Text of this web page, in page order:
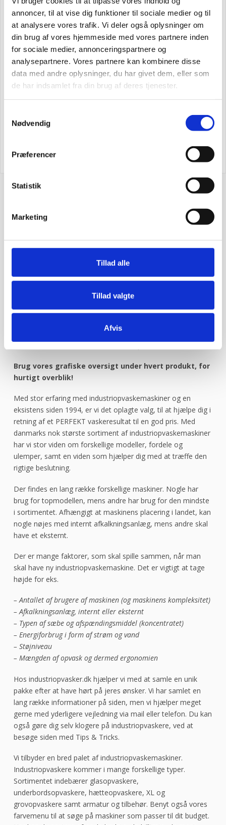
annoncer, til at vise dig funktioner til sociale medier og til
at analysere vores trafik. Vi deler også oplysninger om
din brug af vores hjemmeside med vores partnere inden
for sociale medier, annonceringspartnere og
analysepartnere. Vores partnere kan kombinere disse
data med andre oplysninger, du har givet dem, eller som
de har indsamlet fra din brug af deres tjenester.
Nødvendig
Præferencer
Statistik
Marketing
Tillad alle
Tillad valgte
Afvis
Husk at tilmelde dig vores nyhedsbrev og vær først til de
bedste tilbud.
Og bare rolig, vi spammer dig ikke, men sender kun
relevante tilbud og informationer til dig.
Industriopvaskemaskiner til det
professionelle køkken – du har nok
at tænke på, lad os klare opvasken!
og en massiv erfaring indenfor industriopvaskemaskiner.
Hos industriopvasker.dk er du sikker på at få en REN opvask,
Vi ved det godt – opvask er sjældent først på dagsordenen.
Fungerer maskinen ikke optimalt, giver det anledning til store
frustrationer. Køb derfor hos industriopvasker.dk
Brug vores grafiske oversigt under hvert produkt, for
hurtigt overblik!
Med stor erfaring med industriopvaskemaskiner og en
eksistens siden 1994, er vi det oplagte valg, til at hjælpe dig i
retning af et PERFEKT vaskeresultat til en god pris. Med
danmarks nok største sortiment af industriopvaskemaskiner
har vi stor viden om forskellige modeller, fordele og
ulemper, samt en viden som hjælper dig med at træffe den
rigtige beslutning.
Der findes en lang række forskellige maskiner. Nogle har
brug for topmodellen, mens andre har brug for den mindste
i sortimentet. Afhængigt at maskinens placering i landet, kan
nogle nøjes med internt afkalkningsanlæg, mens andre skal
have et eksternt.
Der er mange faktorer, som skal spille sammen, når man
skal have ny industriopvaskemaskine. Det er vigtigt at tage
højde for eks.
– Antallet af brugere af maskinen (og maskinens kompleksitet)
– Afkalkningsanlæg, internt eller eksternt
– Typen af sæbe og afspændingsmiddel (koncentratet)
– Energiforbrug i form af strøm og vand
– Støjniveau
– Mængden af opvask og dermed ergonomien
Hos industriopvasker.dk hjælper vi med at samle en unik
pakke efter at have hørt på jeres ønsker. Vi har samlet en
lang række informationer på siden, men vi hjælper meget
gerne med yderligere vejledning via mail eller telefon. Du kan
også gøre dig selv klogere på industriopvaskere, ved at
besøge siden med Tips & Tricks.
Vi tilbyder en bred palet af industriopvaskemaskiner.
Industriopvaskere kommer i mange forskellige typer.
Sortimentet indebærer glasopvaskere,
underbordsopvaskere, hætteopvaskere, XL og
grovopvaskere samt armatur og tilbehør. Benyt også vores
farvemenu til at søge på maskiner som passer til dit budget.